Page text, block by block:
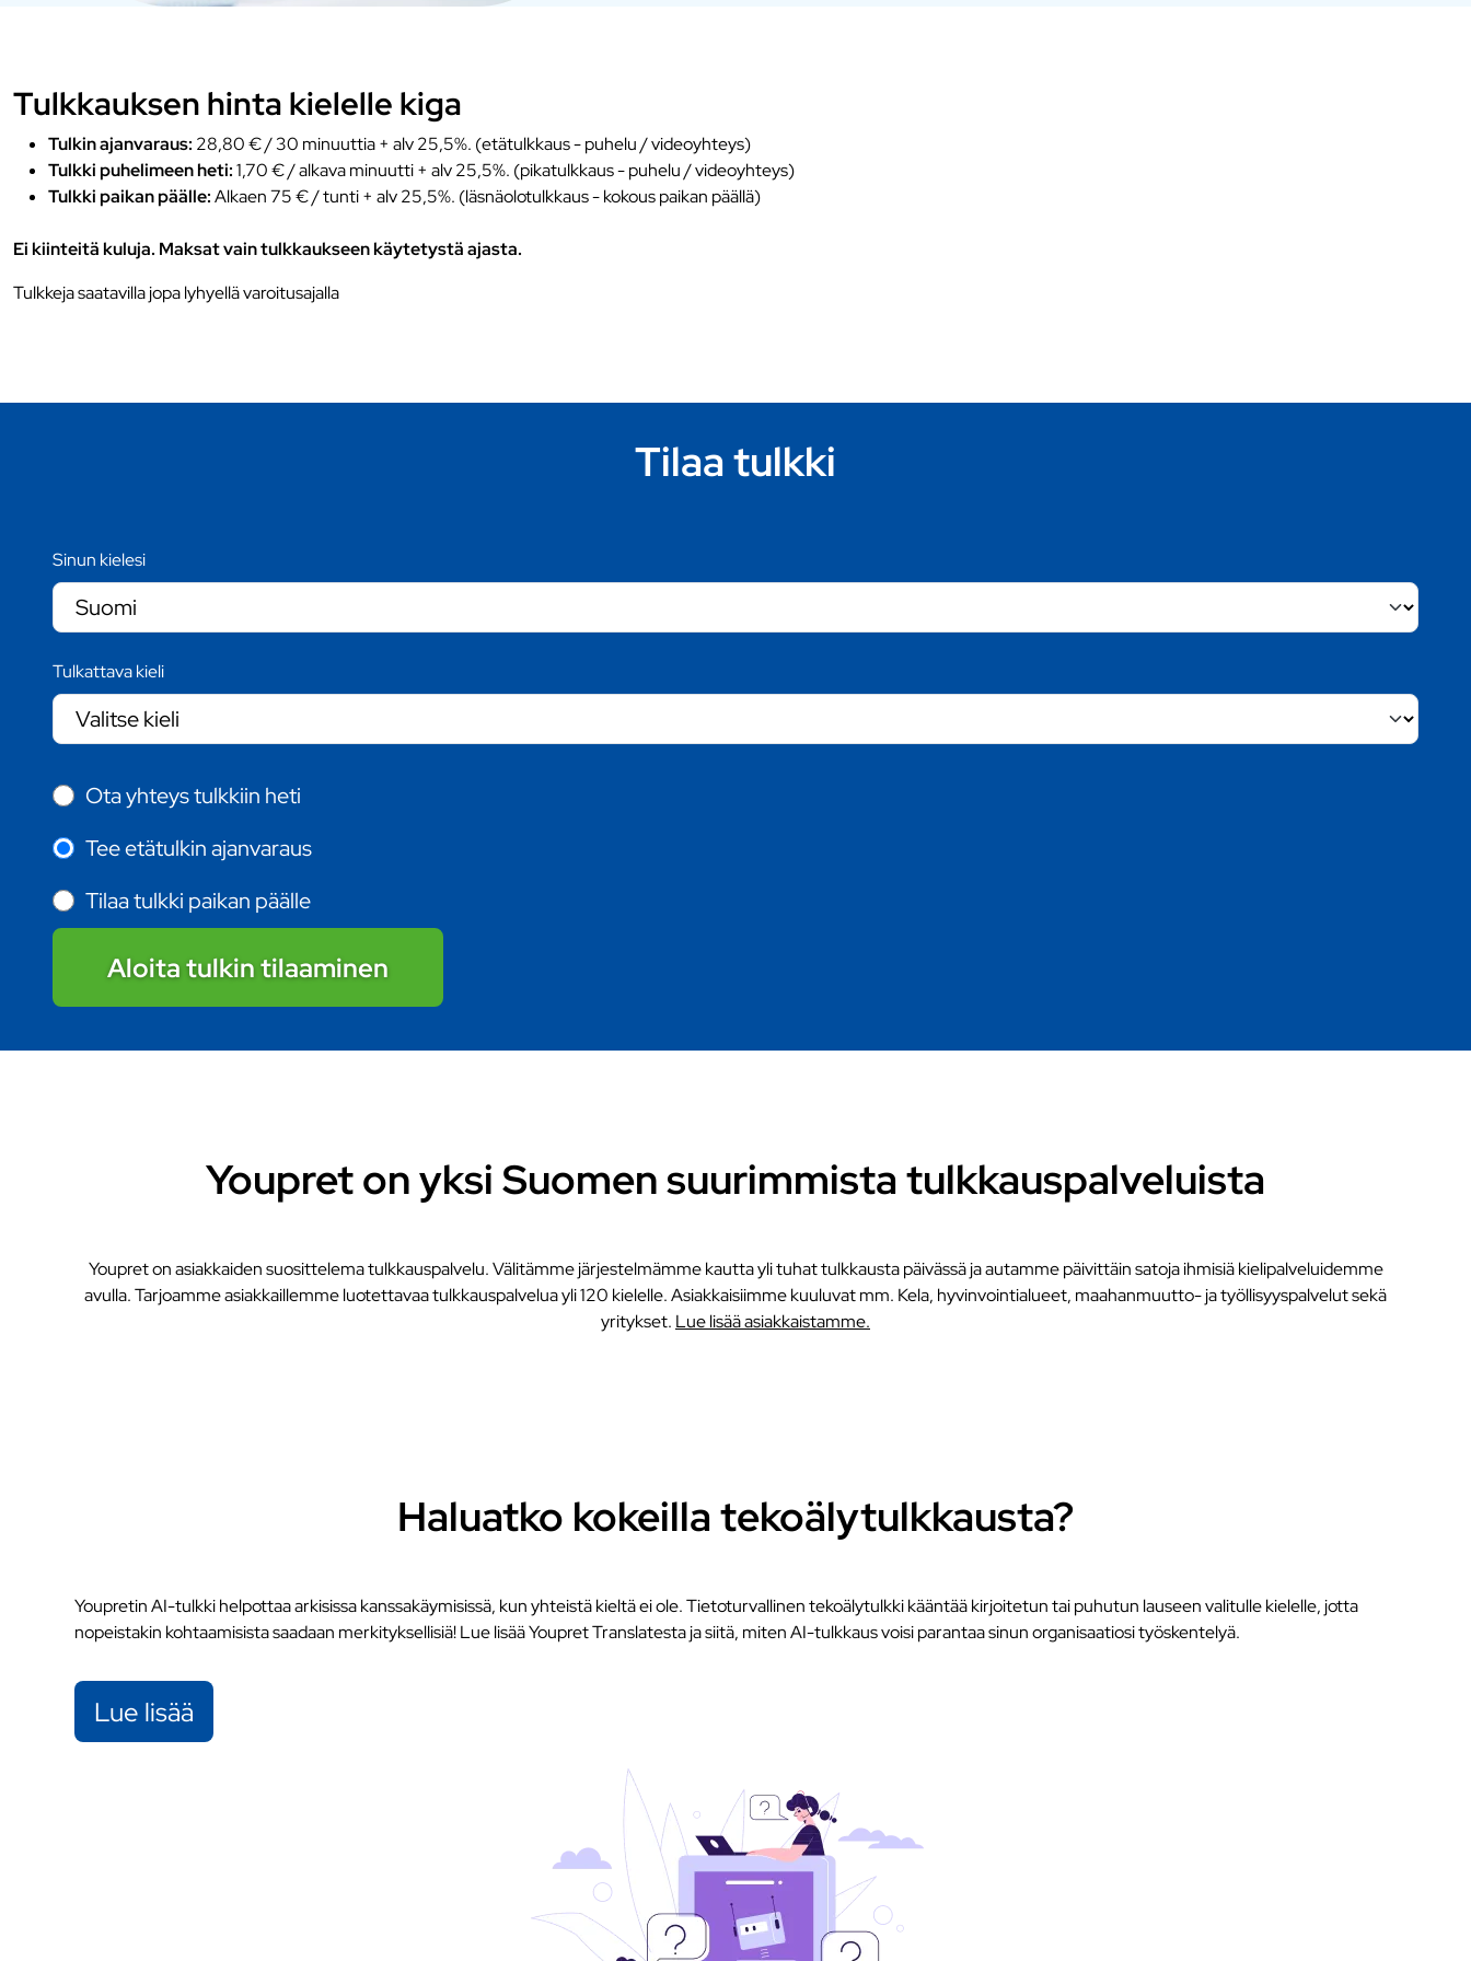
Tulkkauksen hinta kielelle kiga
Tulkin ajanvaraus: 28,80 € / 30 minuuttia + alv 25,5%. (etätulkkaus - puhelu / videoyhteys)
Tulkki puhelimeen heti:1,70 € / alkava minuutti + alv 25,5%. (pikatulkkaus - puhelu / videoyhteys)
Tulkki paikan päälle:Alkaen 75 € / tunti + alv 25,5%. (läsnäolotulkkaus - kokous paikan päällä)
Ei kiinteitä kuluja. Maksat vain tulkkaukseen käytetystä ajasta.
Tulkkeja saatavilla jopa lyhyellä varoitusajalla
Tilaa tulkki
Sinun kielesi
Tulkattava kieli
Ota yhteys tulkkiin heti
Tee etätulkin ajanvaraus
Tilaa tulkki paikan päälle
Aloita tulkin tilaaminen
Youpret on yksi Suomen suurimmista tulkkauspalveluista
Youpret on asiakkaiden suosittelema tulkkauspalvelu. Välitämme järjestelmämme kautta yli tuhat tulkkausta päivässä ja autamme päivittäin satoja ihmisiä kielipalveluidemme
avulla. Tarjoamme asiakkaillemme luotettavaa tulkkauspalvelua yli 120 kielelle. Asiakkaisiimme kuuluvat mm. Kela, hyvinvointialueet, maahanmuutto- ja työllisyyspalvelut sekä
yritykset. Lue lisää asiakkaistamme.
Haluatko kokeilla tekoälytulkkausta?
Youpretin AI-tulkki helpottaa arkisissa kanssakäymisissä, kun yhteistä kieltä ei ole. Tietoturvallinen tekoälytulkki kääntää kirjoitetun tai puhutun lauseen valitulle kielelle, jotta
nopeistakin kohtaamisista saadaan merkityksellisiä! Lue lisää Youpret Translatesta ja siitä, miten AI-tulkkaus voisi parantaa sinun organisaatiosi työskentelyä.
Lue lisää